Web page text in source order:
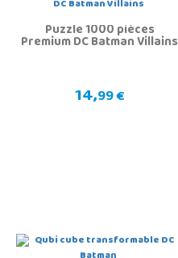
Puzzle 1000 pièces
Premium DC Batman Villains
14,99 €